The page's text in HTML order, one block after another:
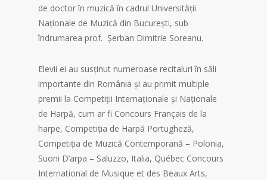
de doctor în muzică în cadrul Universității
Naționale de Muzică din București, sub
îndrumarea prof. Șerban Dimitrie Soreanu.
Elevii ei au susținut numeroase recitaluri în săli
importante din România și au primit multiple
premii la Competiții Internaționale și Naționale
de Harpă, cum ar fi Concours Français de la
harpe, Competiția de Harpă Portugheză,
Competiția de Muzică Contemporană – Polonia,
Suoni D’arpa – Saluzzo, Italia, Québec Concours
International de Musique et des Beaux Arts,